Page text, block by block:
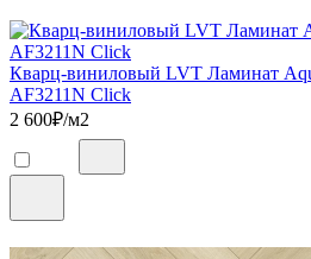
Кварц-виниловый LVT Ламинат
AF3211N Click
2 600₽/м2